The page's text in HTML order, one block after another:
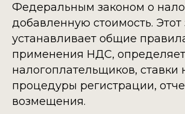
Федеральным законом о
добавленную стоимость. Этот
устанавливает общие
применения НДС, определяет
налогоплательщиков, ставки
процедуры регистрации,
возмещения.